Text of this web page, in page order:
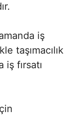
iş
taşımacılık
fırsatı